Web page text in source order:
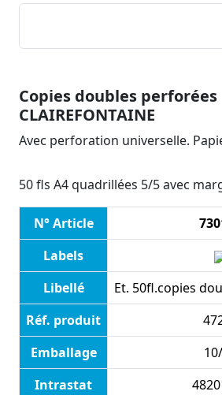
Copies doubles perforées
CLAIREFONTAINE
Avec perforation universelle.
50 fls A4 quadrillées 5/5 avec
N° Article
Labels
Libellé
Et. 50fl.copies
Réf. produit
Emballage
Intrastat